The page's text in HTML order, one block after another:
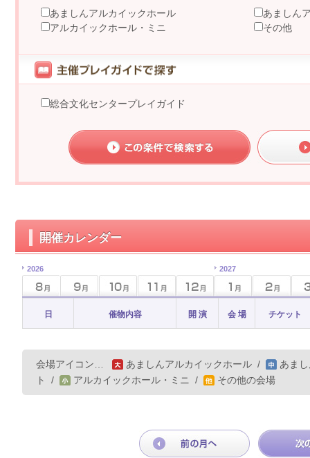
あましんアルカイックホール
あましん
アルカイックホール・ミニ
その他
総合文化センタープレイガイド
開催カレンダー
2026 2027
日 催物内容 開 演 会 場 チケット
会場アイコン… あましんアルカイックホール /
あま
ト
/ アルカイックホール・ミニ / その他の会場